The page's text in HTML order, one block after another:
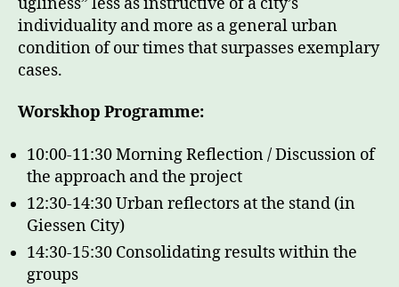
individuality and more as a general urban
condition of our times that surpasses exemplary
cases.
Worskhop Programme:
10:00-11:30 Morning Reflection / Discussion of
the approach and the project
12:30-14:30 Urban reflectors at the stand (in
Giessen City)
14:30-15:30 Consolidating results within the
groups